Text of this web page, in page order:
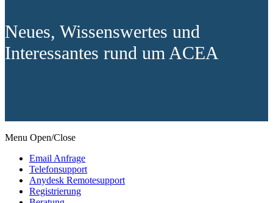
Neues, Wissenswertes und
Interessantes rund um ACEA
Menu Open/Close
Email Anfrage
Telefonsupport
Anydesk Remotesupport
Registrierung